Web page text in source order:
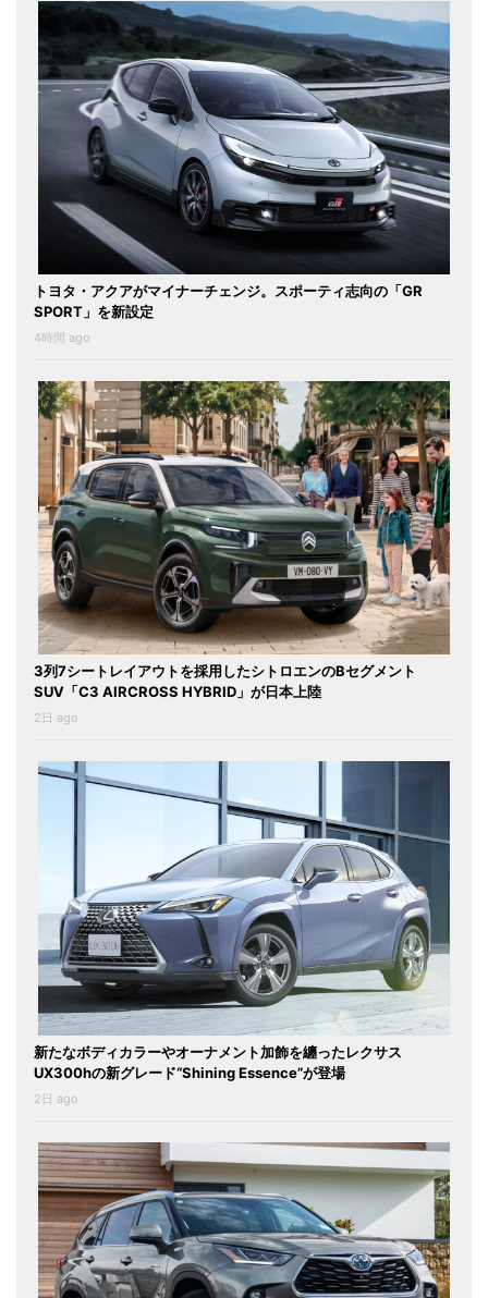
トヨタ・アクアがマイナーチェンジ。スポーティ志向の「GR
SPORT」を新設定
4時間 ago
3列7シートレイアウトを採用したシトロエンのBセグメント
SUV「C3 AIRCROSS HYBRID」が日本上陸
2日 ago
新たなボディカラーやオーナメント加飾を纏ったレクサス
UX300hの新グレード“Shining Essence”が登場
2日 ago